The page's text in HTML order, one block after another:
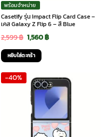
พร้อมจำหน่าย
Casetify รุ่น Impact Flip Card Case –
เคส Galaxy Z Flip 6 – สี Blue
2,599฿ Original
price
was:
2,599 ฿.
1,560฿Current
1,560 ฿.
หยิบใส่ตะกร้า
-40%